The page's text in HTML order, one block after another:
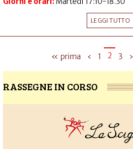
LEGGI TUTTO
« prima ‹ 1 2 3 ›
RASSEGNE IN CORSO